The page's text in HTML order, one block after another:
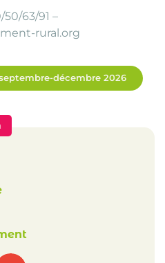
63/91 –
rural.org
décembre 2026